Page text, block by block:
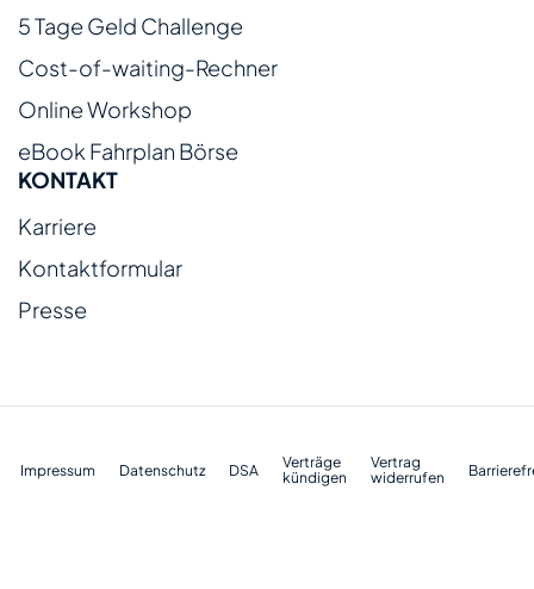
5 Tage Geld Challenge
Cost-of-waiting-Rechner
Online Workshop
eBook Fahrplan Börse
KONTAKT
Karriere
Kontaktformular
Presse
Impressum Datenschutz DSA
Verträge
kündigen
Vertrag
widerrufen